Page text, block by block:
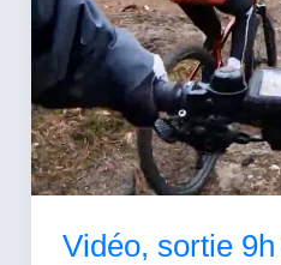
Vidéo, sortie